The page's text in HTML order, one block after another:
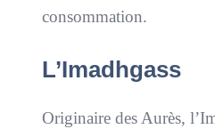
consommation.
L’Imadhgass
Originaire des Aurès,